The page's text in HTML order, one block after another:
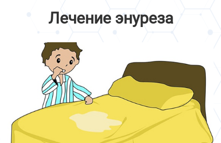
Лечение энуреза